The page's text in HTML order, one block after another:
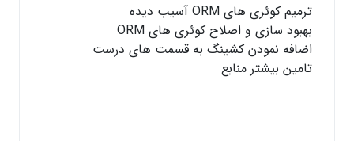
ترمیم کوئری های ORM آسیب دیده
بهبود سازی و اصلاح کوئری های ORM
اضافه نمودن کشینگ به قسمت های درست
تامین بیشتر منابع